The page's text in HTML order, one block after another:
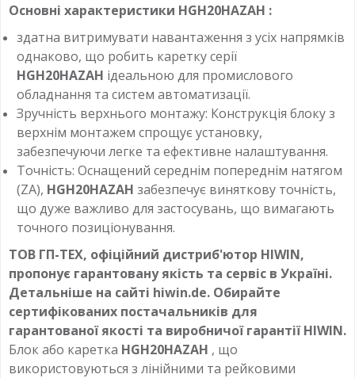
Основні характеристики HGH20HAZAH :
здатна витримувати навантаження з усіх напрямків
однаково, що робить каретку серії
HGH20HAZAH ідеальною для промислового
обладнання та систем автоматизації.
Зручність верхнього монтажу: Конструкція блоку з
верхнім монтажем спрощує установку,
забезпечуючи легке та ефективне налаштування.
Точність: Оснащений середнім попереднім натягом
(ZA), HGH20HAZAH забезпечує виняткову точність,
що дуже важливо для застосувань, що вимагають
точного позиціонування.
ТОВ ГП-ТЕХ, офіційний дистриб'ютор HIWIN,
пропонує гарантовану якість та сервіс в Україні.
Детальніше на сайті hiwin.de. Обирайте
сертифікованих постачальників для
гарантованої якості та виробничої гарантії HIWIN.
Блок або каретка HGH20HAZAH , що
використовуються з лінійними та рейковими